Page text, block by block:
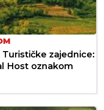
zajednice:
Host oznakom